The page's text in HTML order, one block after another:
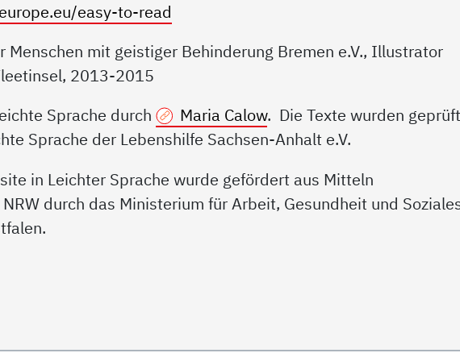
easy-to-read
Menschen mit geistiger Behinderung Bremen e.V., Illustrator
2013-2015
Sprache durch Maria Calow. Die Texte wurden
Sprache der Lebenshilfe Sachsen-Anhalt e.V.
in Leichter Sprache wurde gefördert aus Mitteln
durch das Ministerium für Arbeit, Gesundheit und